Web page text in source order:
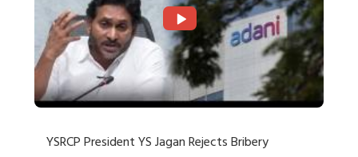
YSRCP President YS Jagan Rejects Bribery